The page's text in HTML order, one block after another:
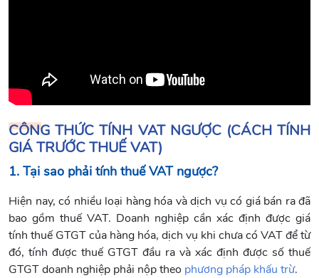
CÔNG THỨC TÍNH VAT NGƯỢC (CÁCH TÍNH
GIÁ TRƯỚC THUẾ VAT)
1. Tại sao phải tính thuế VAT ngược?
Hiện nay, có nhiều loại hàng hóa và dịch vụ có giá bán ra đã
bao gồm thuế VAT. Doanh nghiệp cần xác định được giá
tính thuế GTGT của hàng hóa, dịch vụ khi chưa có VAT để từ
đó, tính được thuế GTGT đầu ra và xác định được số thuế
GTGT doanh nghiệp phải nộp theo phương pháp khấu trừ.